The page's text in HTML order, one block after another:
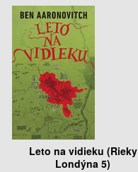
Leto na vidieku (Rieky
Londýna 5)